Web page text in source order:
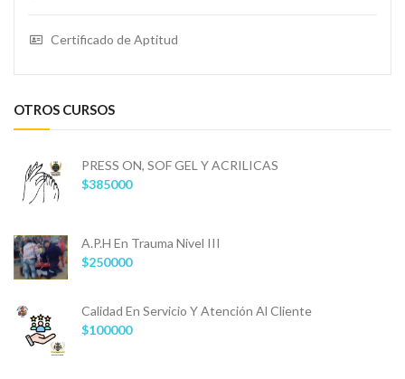
Certificado de Aptitud
OTROS CURSOS
PRESS ON, SOF GEL Y ACRILICAS
$385000
A.P.H En Trauma Nivel III
$250000
Calidad En Servicio Y Atención Al Cliente
$100000